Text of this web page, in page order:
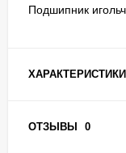
Подшипник
ХАРАКТЕРИСТИКИ
ОТЗЫВЫ 0